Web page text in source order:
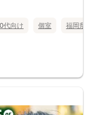
代向け 個室 福岡県